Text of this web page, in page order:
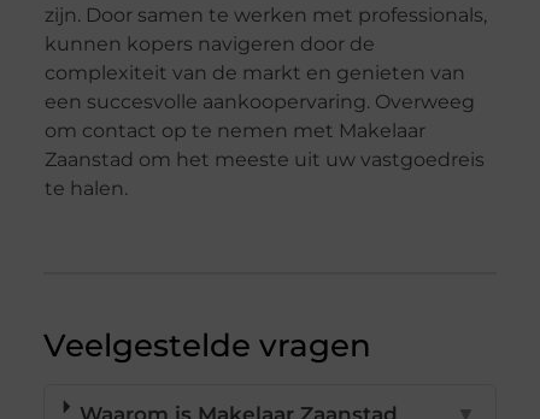
zijn. Door samen te werken met professionals,
kunnen kopers navigeren door de
complexiteit van de markt en genieten van
een succesvolle aankoopervaring. Overweeg
om contact op te nemen met Makelaar
Zaanstad om het meeste uit uw vastgoedreis
te halen.
Veelgestelde vragen